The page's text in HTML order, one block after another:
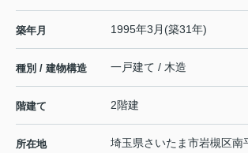
築年月 1995年3月(築31年)
種別 / 建物構造 一戸建て / 木造
階建て 2階建
所在地 埼玉県さいたま市岩槻区南